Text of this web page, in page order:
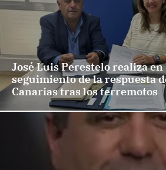
José Luis Perestelo realiza en
seguimiento de la respuesta
Canarias tras los terremotos